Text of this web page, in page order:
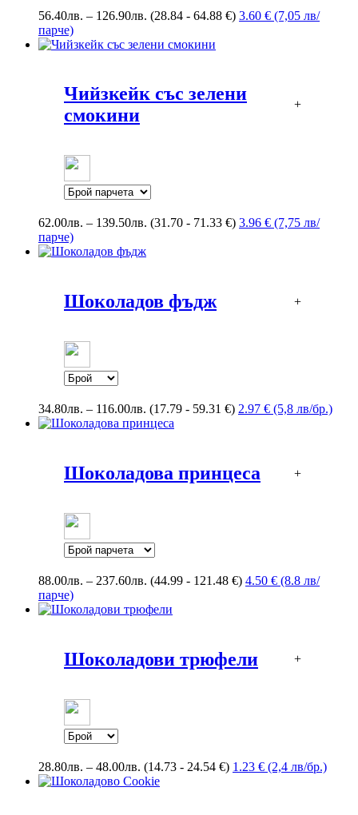
56.40лв. – 126.90лв. Price
56.40лв.
(28.84 - 64.88 €) 3.60 € (7,05 лв/
парче)
Чийзкейк със зелени
смокини
+
62.00лв. – 139.50лв. Price
(31.70 - 71.33 €) 3.96 € (7,75 лв/
парче)
Шоколадов фъдж +
34.80лв. – 116.00лв. Price
range:
(17.79 - 59.31 €) 2.97 € (5,8 лв/бр.)
Шоколадова принцеса +
88.00лв. – 237.60лв. Price
88.00лв.
(44.99 - 121.48 €) 4.50 € (8.8 лв/
парче)
Шоколадови трюфели +
28.80лв. – 48.00лв. Price
range:
(14.73 - 24.54 €) 1.23 € (2,4 лв/бр.)